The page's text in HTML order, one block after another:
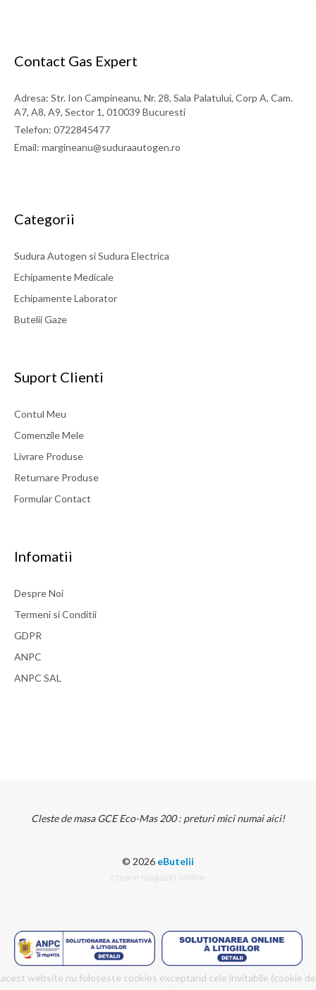
Contact Gas Expert
Adresa: Str. Ion Campineanu, Nr. 28, Sala Palatului, Corp A, Cam.
A7, A8, A9, Sector 1, 010039 Bucuresti
Telefon: 0722845477
Email: margineanu@suduraautogen.ro
Categorii
Sudura Autogen si Sudura Electrica
Echipamente Medicale
Echipamente Laborator
Butelii Gaze
Suport Clienti
Contul Meu
Comenzile Mele
Livrare Produse
Returnare Produse
Formular Contact
Infomatii
Despre Noi
Termeni si Conditii
GDPR
ANPC
ANPC SAL
Cleste de masa GCE Eco-Mas 200 : preturi mici numai aici!
© 2026 eButelii
creare magazin online
acest website nu foloseste cookies exceptand cele invitabile (cookie de